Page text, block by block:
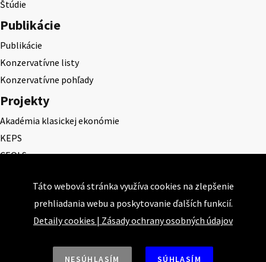
Štúdie
Publikácie
Publikácie
Konzervatívne listy
Konzervatívne pohľady
Projekty
Akadémia klasickej ekonómie
KEPS
CEQLS
Cena Ernesta Valka
Študentská esej
Deň daňového odbremenenia
Táto webová stránka využíva cookies na zlepšenie
prehliadania webu a poskytovanie ďalších funkcií.
Detaily cookies | Zásady ochrany osobných údajov
NESÚHLASÍM SÚHLASÍM